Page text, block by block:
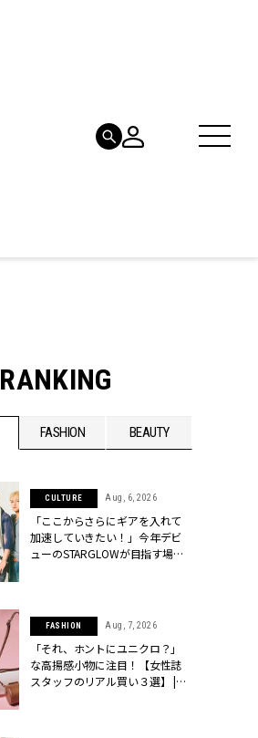
RANKING
FASHION BEAUTY
CULTURE Aug, 6, 2026
「ここからさらにギアを入れて
加速していきたい！」今年デビ
ューのSTARGLOWが目指す場所
FASHION Aug, 7, 2026
「それ、ホントにユニクロ？」
な高揚感小物に注目！【女性誌
スタッフのリアル買い３選】 |